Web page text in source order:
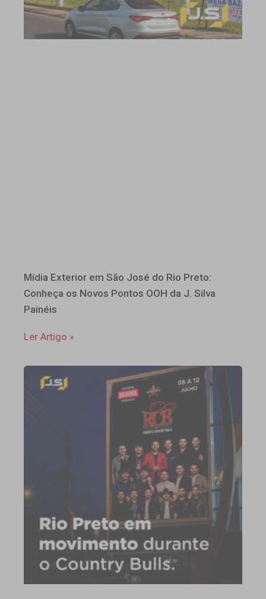
Mídia Exterior em São José do Rio Preto:
Conheça os Novos Pontos OOH da J. Silva
Painéis
Ler Artigo »